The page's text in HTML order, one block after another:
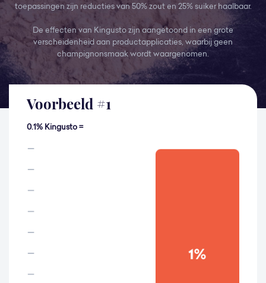
toepassingen zijn reducties van 50% zout en 25% suiker haalbaar.
De effecten van Kingusto zijn aangetoond in een grote
verscheidenheid aan productapplicaties, waarbij geen
champignonsmaak wordt waargenomen.
Voorbeeld #1
0.1% Kingusto =